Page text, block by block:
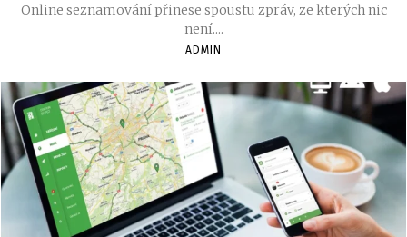
Online seznamování přinese spoustu zpráv, ze kterých nic
není....
ADMIN